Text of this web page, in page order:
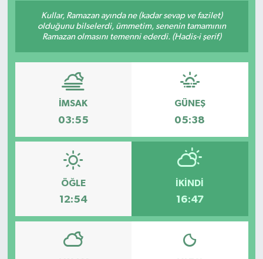
Kullar, Ramazan ayında ne (kadar sevap ve fazilet)
olduğunu bilselerdi, ümmetim, senenin tamamının
Ramazan olmasını temenni ederdi. (Hadis-i şerif)
İMSAK
03:55
GÜNEŞ
05:38
ÖĞLE
12:54
İKINDI
16:47